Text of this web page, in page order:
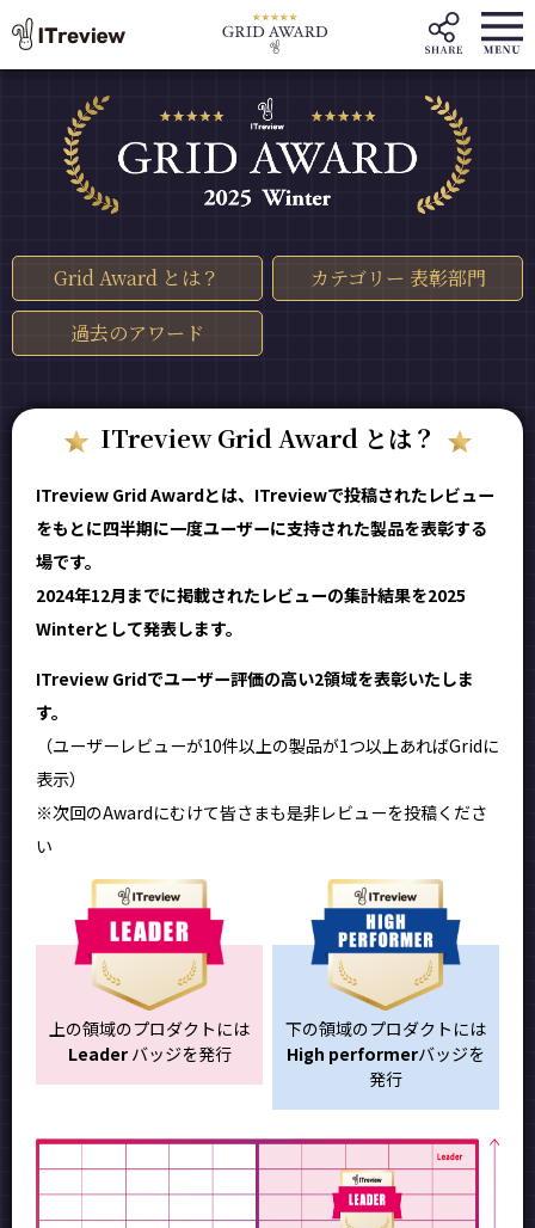
Grid Award とは？ カテゴリー 表彰部門
過去のアワード
ITreview Grid Award とは？
ITreview Grid Awardとは、ITreviewで投稿されたレビュー
をもとに四半期に一度ユーザーに支持された製品を表彰する
場です。
2024年12月までに掲載されたレビューの集計結果を2025
Winterとして発表します。
ITreview Gridでユーザー評価の高い2領域を表彰いたしま
す。
（ユーザーレビューが10件以上の製品が1つ以上あればGridに
表示）
※次回のAwardにむけて皆さまも是非レビューを投稿くださ
い
上の領域のプロダクトには
Leaderバッジを発行
下の領域のプロダクトには
High performerバッジを
発行